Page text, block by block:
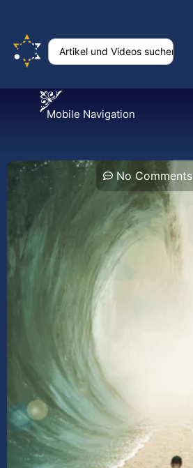
Mobile Navigation
No Comments